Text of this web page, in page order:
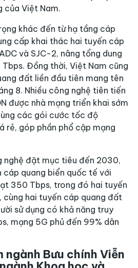
của Việt Nam.
khác đến từ hạ tầng cáp
cấp khai thác hai tuyến cáp
và SJC-2, nâng tổng dung
Đồng thời, Việt Nam cũng
đất liền đầu tiên mang tên
8. Nhiều công nghệ tiên tiến
được nhà mạng triển khai sớm
các gói cước tốc độ
rẻ, góp phần phổ cập mạng
nghệ đặt mục tiêu đến 2030,
cáp quang biển quốc tế với
350 Tbps, trong đó hai tuyến
cùng hai tuyến cáp quang đất
sử dụng có khả năng truy
mạng 5G phủ đến 99% dân
ngành Bưu chính Viễn